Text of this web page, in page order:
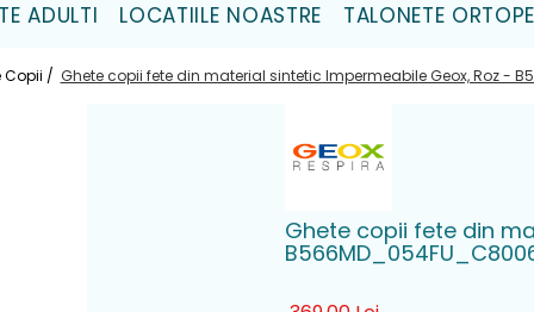
ADULTI LOCATIILE NOASTRE TALONETE
/ Ghete copii fete din material sintetic Impermeabile Geox, Roz -
Ghete copii fete din